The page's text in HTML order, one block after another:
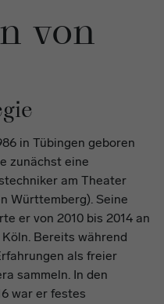
von
in Tübingen geboren
zunächst eine
am Theater
Württemberg). Seine
er von 2010 bis 2014 an
Bereits während
als freier
sammeln. In den
war er festes